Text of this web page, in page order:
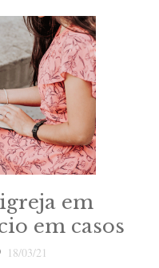
em
em casos
18/03/21